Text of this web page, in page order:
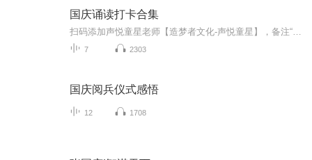
国庆诵读打卡合集
7 2303
国庆阅兵仪式感悟
12 1708